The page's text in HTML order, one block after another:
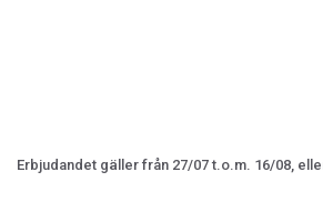
Erbjudandet gäller från 27/07 t.o.m. 16/08,